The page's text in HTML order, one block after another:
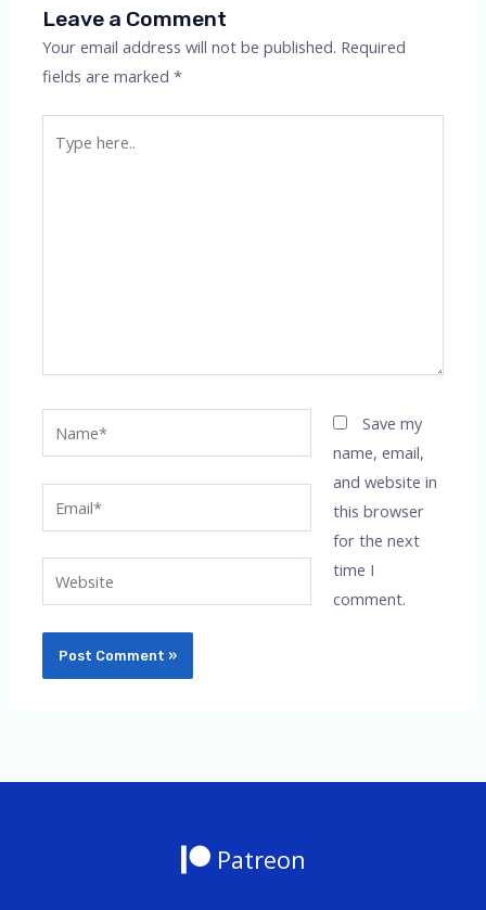
Leave a Comment
Your email address will not be published. Required
fields are marked*
here..
Website
Save my
name, email,
and website in
this browser
for the next
time I
comment.
Patreon